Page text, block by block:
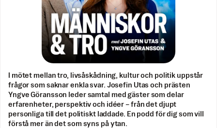
I mötet mellan tro, livsåskådning, kultur och politik uppstår
frågor som saknar enkla svar. Josefin Utas och prästen
Yngve Göransson leder samtal med gäster som delar
erfarenheter, perspektiv och idéer – från det djupt
personliga till det politiskt laddade. En podd för dig som vill
förstå mer än det som syns på ytan.